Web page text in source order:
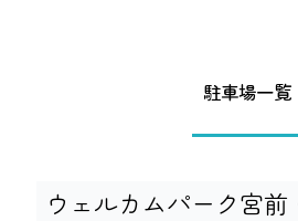
駐車場一覧
ウェルカムパーク宮前